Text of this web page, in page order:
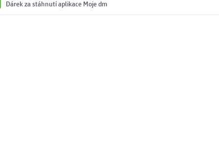
Dárek za stáhnutí aplikace Moje dm